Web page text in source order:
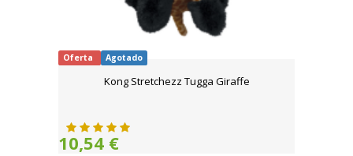
Oferta Agotado
Kong Stretchezz Tugga Giraffe
10,54 €